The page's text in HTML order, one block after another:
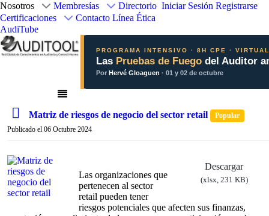
Nosotros Membresías
Directorio
Certificaciones
Contacto Línea Ética
AudiTube
Iniciar Sesión Registrarse
PROGRAMA INTENSIVO · 8H CPE ·
Las Pruebas de Fuego del Auditor
PorHervé Gloaguen · 01 y 02 de octubre
r
a
d
s
h
Matriz de riesgos de negocio del sector retail
Popular
Publicado el 06 Octubre 2024
Descargar
(xlsx, 231 KB)
Las organizaciones que
pertenecen al sector
retail pueden tener
riesgos potenciales que afecten sus finanzas,